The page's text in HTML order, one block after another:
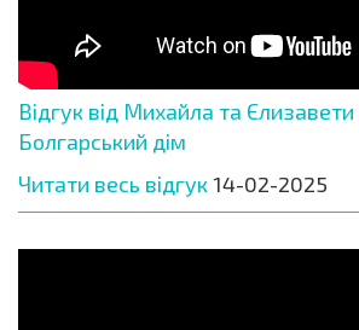
Відгук від Михайла та
Болгарський дім
Читати весь відгук 14-02-2025